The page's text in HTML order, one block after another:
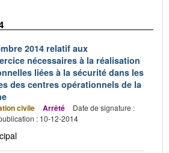
2014 relatif aux
nécessaires à la réalisation
liées à la sécurité dans les
des centres opérationnels de la
civile Arrêté
Date de signature :
: 10-12-2014